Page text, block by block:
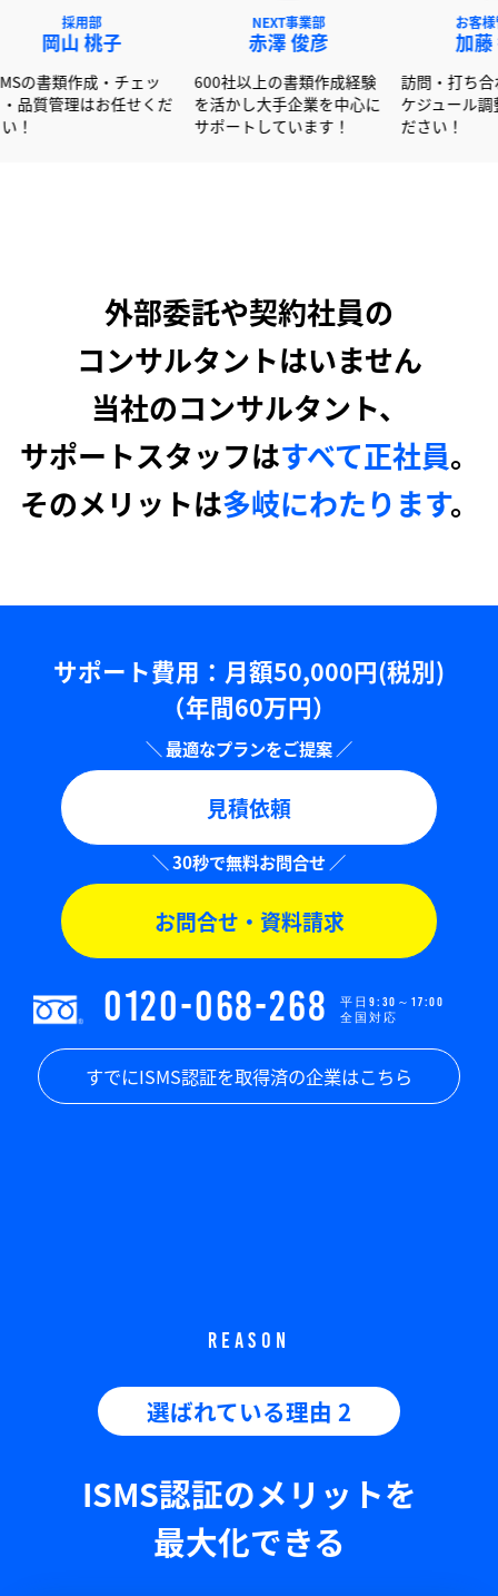
600社以上の書類作成経験
を活かし大手企業を中心に
サポートしています！
ISMSの書類作成・チェッ
ク・品質管理はお任せくだ
外部委託や契約社員の
コンサルタントはいません
当社のコンサルタント、
サポートスタッフはすべて正社員。
そのメリットは多岐にわたります。
サポート費用：⽉額50,000円(税別)
（年間60万円）
見積依頼
お問合せ・資料請求
0120-068-268
平日9:30～17:00
全国対応
すでにISMS認証を取得済の企業はこちら
REASON
選ばれている理由 2
ISMS認証のメリットを
最大化できる